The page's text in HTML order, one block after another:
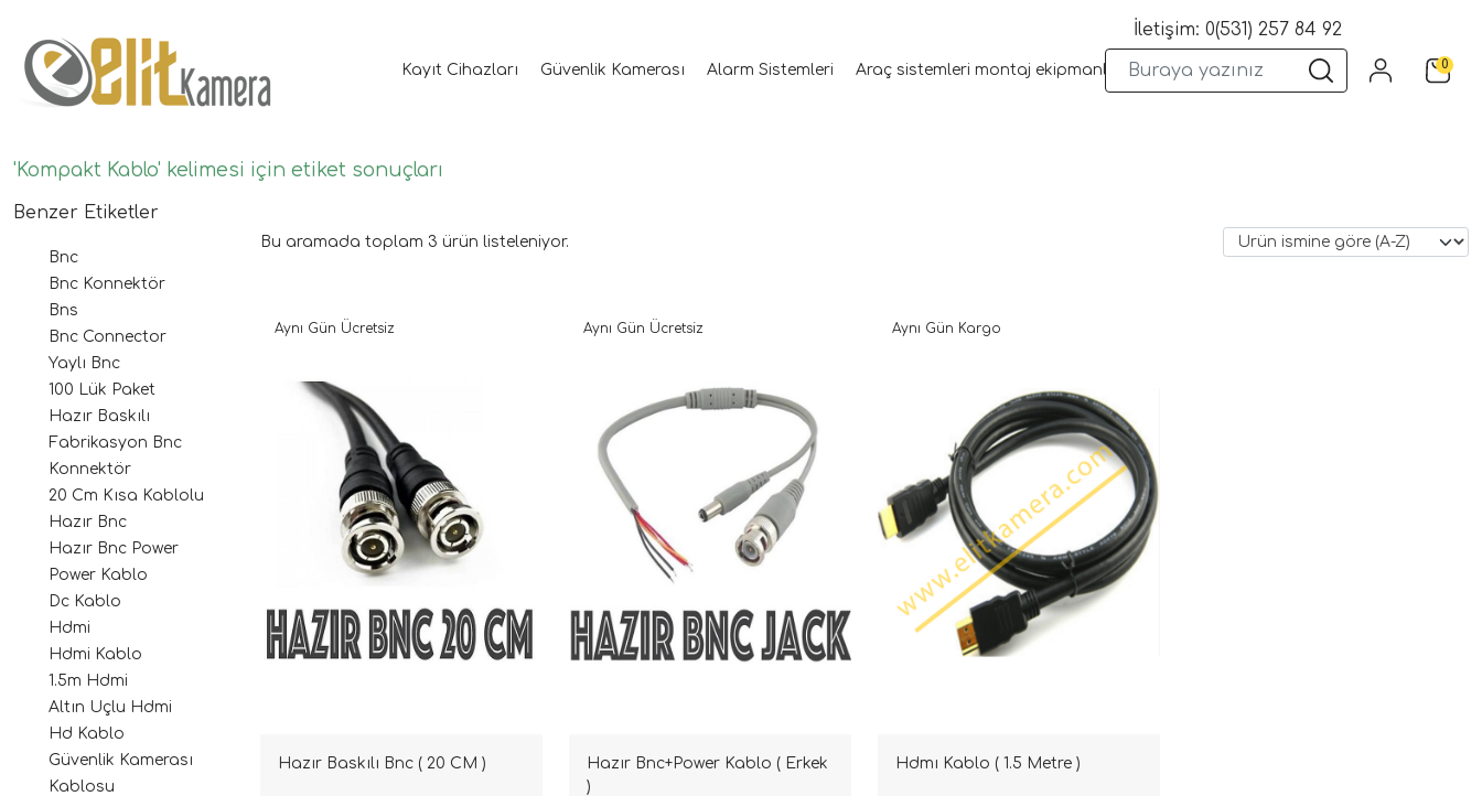
Kayıt Cihazları Güvenlik Kamerası Alarm Sistemleri Araç sistemleri montaj ekipmanları Wifi Kameralar Yangın Sistemleri
İletişim: 0(531) 257 84 92
0
'Kompakt Kablo' kelimesi için etiket sonuçları
Benzer Etiketler
Bnc
Bnc Konnektör
Bns
Bnc Connector
Yaylı Bnc
100 Lük Paket
Hazır Baskılı
Fabrikasyon Bnc
Konnektör
20 Cm Kısa Kablolu
Hazır Bnc
Hazır Bnc Power
Power Kablo
Dc Kablo
Hdmi
Hdmi Kablo
1.5m Hdmi
Altın Uçlu Hdmi
Hd Kablo
Güvenlik Kamerası
Kablosu
Bu aramada toplam 3 ürün listeleniyor.
Hazır Baskılı Bnc ( 20 CM )
Aynı Gün Ücretsiz
Hazır Bnc+Power Kablo ( Erkek
)
Aynı Gün Ücretsiz
Hdmı Kablo ( 1.5 Metre )
Aynı Gün Kargo